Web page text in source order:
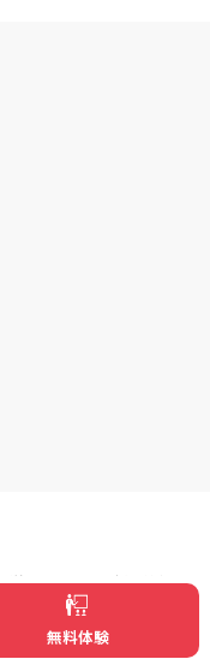
無料体験
送信ポリシー 採用情報
Reserved.